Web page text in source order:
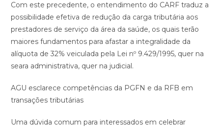
Com este precedente, o entendimento do CARF traduz a
possibilidade efetiva de redução da carga tributária aos
prestadores de serviço da área da saúde, os quais terão
maiores fundamentos para afastar a integralidade da
alíquota de 32% veiculada pela Lei nº 9.429/1995, quer na
seara administrativa, quer na judicial.
AGU esclarece competências da PGFN e da RFB em
transações tributárias
Uma dúvida comum para interessados em celebrar